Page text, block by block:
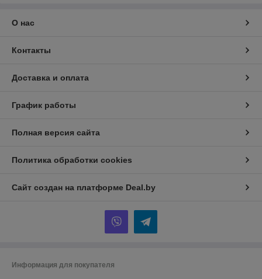
О нас
Контакты
Доставка и оплата
График работы
Полная версия сайта
Политика обработки cookies
Сайт создан на платформе Deal.by
Информация для покупателя